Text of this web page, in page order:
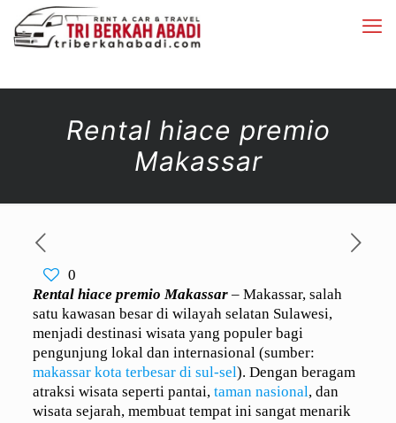
Rental hiace premio
Makassar
0
Rental hiace premio Makassar– Makassar, salah
satu kawasan besar di wilayah selatan Sulawesi,
menjadi destinasi wisata yang populer bagi
pengunjung lokal dan internasional (sumber:
makassar kota terbesar di sul-sel). Dengan beragam
atraksi wisata seperti pantai, taman nasional, dan
wisata sejarah, membuat tempat ini sangat menarik